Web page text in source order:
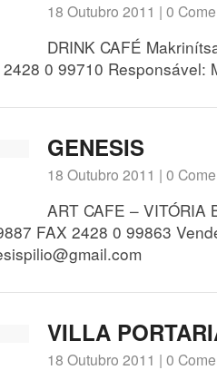
18 Outubro 2011 | 0
DRINK CAFÉ
0 99710 Responsável:
GENESIS
18 Outubro 2011 | 0
ART CAFE – VITÓRIA
FAX 2428 0 99863
VILLA
18 Outubro 2011 | 0